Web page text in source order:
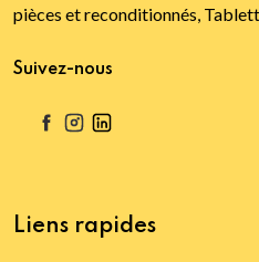
pièces et reconditionnés,
Suivez-nous
Liens rapides